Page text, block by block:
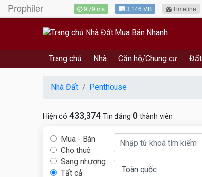
Trang chủ Nhà Căn hộ/Chung cư Đất
Nhà Đất Penthouse
Hiện có 433,374 Tin đăng 0 thành viên
Mua - Bán
Cho thuê
Sang nhượng
Tất cả
Prophiler 9.79 ms 3.146 MB Timeline